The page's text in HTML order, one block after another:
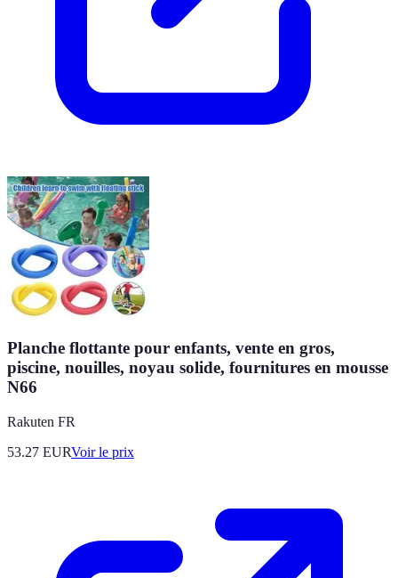
Planche flottante pour enfants, vente en gros,
piscine, nouilles, noyau solide, fournitures en mousse
N66
Rakuten FR
53.27 EURVoir le prix